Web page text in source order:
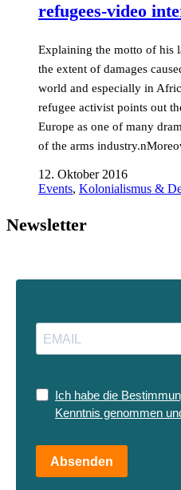
refugees-video
Explaining the motto of his
the extent of damages
world and especially in
refugee activist points out
Europe as one of many
of the arms
12. Oktober 2016
Events, Kolonialismus &
Newsletter
Ich habe die
Kenntnis genommen
Absenden